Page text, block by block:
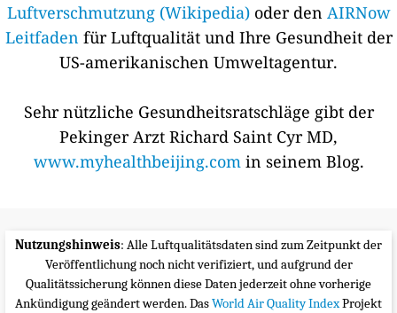
Luftverschmutzung (Wikipedia)oder den AIRNow
Leitfaden für Luftqualität und Ihre Gesundheit der
US-amerikanischen Umweltagentur.
Sehr nützliche Gesundheitsratschläge gibt der
Pekinger Arzt Richard Saint Cyr MD,
www.myhealthbeijing.com in seinem Blog.
Nutzungshinweis: Alle Luftqualitätsdaten sind zum Zeitpunkt der
Veröffentlichung noch nicht verifiziert, und aufgrund der
Qualitätssicherung können diese Daten jederzeit ohne vorherige
Ankündigung geändert werden. DasWorld Air Quality IndexProjekt